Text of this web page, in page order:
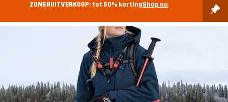
ZOMERUITVERKOOP: tot 50% kortingShop nu